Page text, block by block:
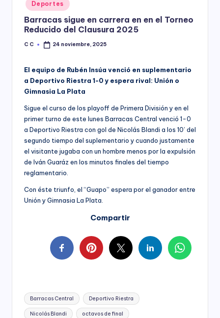
y
in
Deportes
Barracas sigue en carrera en en el Torneo
Reducido del Clausura 2025
Posted
C C 24 noviembre, 2025
El equipo de Rubén Insúa venció en suplementario
a Deportivo Riestra 1-0 y espera rival: Unión o
Gimnasia La Plata
Sigue el curso de los playoff de Primera División y en el
primer turno de este lunes Barracas Central venció 1-0
a Deportivo Riestra con gol de Nicolás Blandi a los 10’ del
segundo tiempo del suplementario y cuando justamente
el visitante jugaba con un hombre menos por la expulsión
de Iván Guaráz en los minutos finales del tiempo
reglamentario.
Con éste triunfo, el “Guapo” espera por el ganador entre
Unión y Gimnasia La Plata.
Compartir
Tags:
Barracas Central Deportivo Riestra
Nicolás Blandi octavos de final